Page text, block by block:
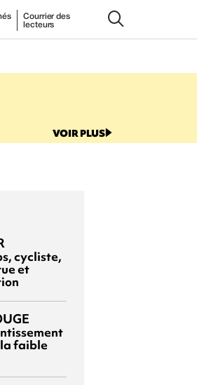
Courrier des
lecteurs
VOIR PLUS
cycliste,
et
faible